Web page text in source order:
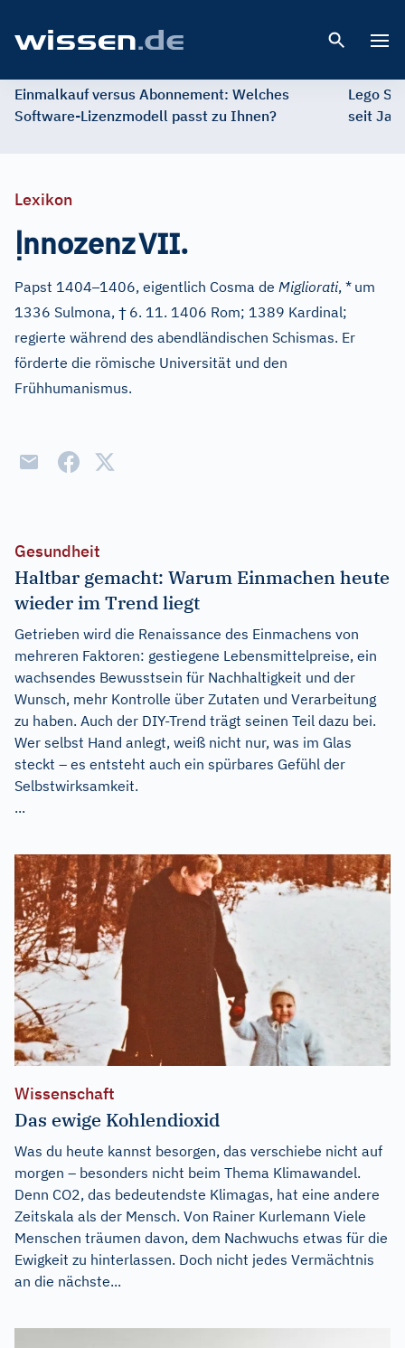
Einmalkauf versus Abonnement: Welches
Software-Lizenzmodell passt zu Ihnen?
Lego
seit
Lexikon
ỊnnozenzVII.
Papst 1404–1406, eigentlich Cosma de Migliorati, * um
1336 Sulmona, † 6. 11. 1406 Rom; 1389 Kardinal;
regierte während des abendländischen Schismas. Er
förderte die römische Universität und den
Frühhumanismus.
Gesundheit
Haltbar gemacht: Warum Einmachen heute
wieder im Trend liegt
Getrieben wird die Renaissance des Einmachens von
mehreren Faktoren: gestiegene Lebensmittelpreise, ein
wachsendes Bewusstsein für Nachhaltigkeit und der
Wunsch, mehr Kontrolle über Zutaten und Verarbeitung
zu haben. Auch der DIY-Trend trägt seinen Teil dazu bei.
Wer selbst Hand anlegt, weiß nicht nur, was im Glas
steckt – es entsteht auch ein spürbares Gefühl der
Selbstwirksamkeit.
...
Wissenschaft
Das ewige Kohlendioxid
Was du heute kannst besorgen, das verschiebe nicht auf
morgen – besonders nicht beim Thema Klimawandel.
Denn CO2, das bedeutendste Klimagas, hat eine andere
Zeitskala als der Mensch. Von Rainer Kurlemann Viele
Menschen träumen davon, dem Nachwuchs etwas für die
Ewigkeit zu hinterlassen. Doch nicht jedes Vermächtnis
an die nächste...